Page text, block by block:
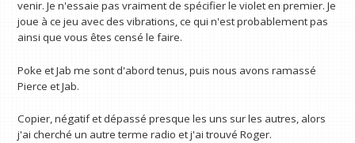
venir. Je n'essaie pas vraiment de spécifier le violet en premier. Je
joue à ce jeu avec des vibrations, ce qui n'est probablement pas
ainsi que vous êtes censé le faire.
Poke et Jab me sont d'abord tenus, puis nous avons ramassé
Pierce et Jab.
Copier, négatif et dépassé presque les uns sur les autres, alors
j'ai cherché un autre terme radio et j'ai trouvé Roger.